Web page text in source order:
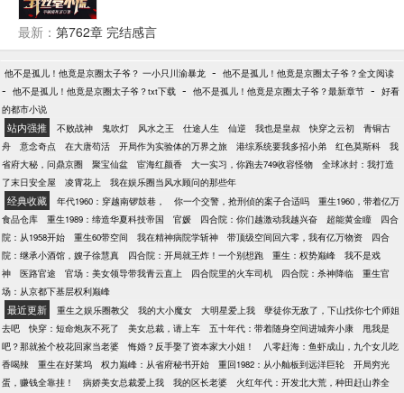
噩耗，从此彻底黑化。 带着张谦蛋、张东秀、封于修
等一众小弟，在香江、棒子国、湾湾乃至整个东南亚
界，站在高楼上看着自己小弟头上的词条说道：我，
李青有今天的成就，一靠兄弟忠心！二靠女人多！
身！
最新： 第762章 完结感言
他不是孤儿！他竟是京圈太子爷？ 一小只川渝暴龙 - 他不是孤儿！他竟是京圈太子爷？全文阅读
- 他不是孤儿！他竟是京圈太子爷？txt下载 - 他不是孤儿！他竟是京圈太子爷？最新章节 - 好看
的都市小说
站内强推 不败战神 鬼吹灯 风水之王 仕途人生 仙逆 我也是皇叔 快穿之云初
青铜古
舟
意念奇点 在大唐苟活 开局作为实验体的万界之旅 港综系统要我多招小弟 红色莫斯科
我
省府大秘，问鼎京圈
聚宝仙盆 宦海红颜香 大一实习，你跑去749收容怪物
全球冰封：我打造
了末日安全屋
凌霄花上 我在娱乐圈当风水顾问的那些年
经典收藏 年代1960：穿越南锣鼓巷， 你一个交警，抢刑侦的案子合适吗
重生1960，带着亿万
食品仓库
重生1989：缔造华夏科技帝国 官媛 四合院：你们越激动我越兴奋 超能黄金瞳
四合
院：从1958开始
重生60带空间 我在精神病院学斩神 带顶级空间回六零，我有亿万物资
四合
院：继承小酒馆，嫂子徐慧真
四合院：开局就王炸！一个别想跑 重生：权势巅峰
我不是戏
神
医路官途 官场：美女领导带我青云直上 四合院里的火车司机 四合院：杀神降临
重生官
场：从京都下基层权利巅峰
最近更新 重生之娱乐圈教父 我的大小魔女 大明星爱上我
孽徒你无敌了，下山找你七个师姐
去吧
快穿：短命炮灰不死了 美女总裁，请上车 五十年代：带着随身空间进城奔小康
甩我是
吧？那就捡个校花回家当老婆
悔婚？反手娶了资本家大小姐！
八零赶海：鱼虾成山，九个女儿吃
香喝辣
重生在好莱坞 权力巅峰：从省府秘书开始 重回1982：从小舢板到远洋巨轮
开局穷光
蛋，赚钱全靠挂！
病娇美女总裁爱上我 我的区长老婆
火红年代：开发北大荒，种田赶山养全